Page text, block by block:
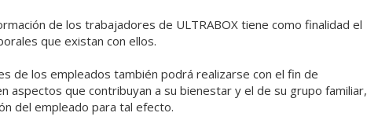
de los trabajadores de ULTRABOX tiene como finalidad el
que existan con ellos.
de los empleados también podrá realizarse con el fin de
aspectos que contribuyan a su bienestar y el de su grupo familiar,
del empleado para tal efecto.